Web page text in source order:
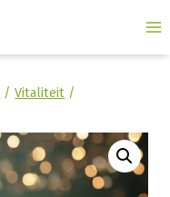
/ Vitaliteit /